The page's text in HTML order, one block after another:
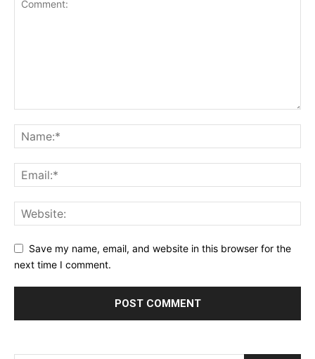
Save my name, email, and website in this browser for the
next time I comment.